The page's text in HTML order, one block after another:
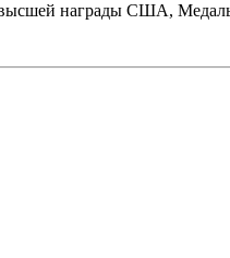
высшей награды США,